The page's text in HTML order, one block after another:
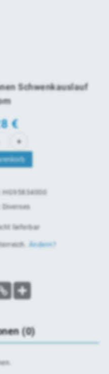
Schwenkauslauf
€
HG95834000
Diverses
lieferbar
Ändern?
(0)